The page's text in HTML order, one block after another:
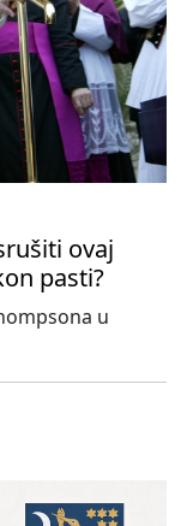
ovaj
pasti?
u